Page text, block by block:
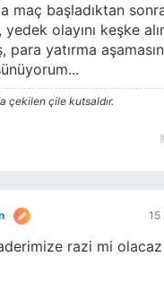
maç başladıktan
olayını keşke
para yatırma
çekilen çile kutsaldır.
15
razi mi olacaz